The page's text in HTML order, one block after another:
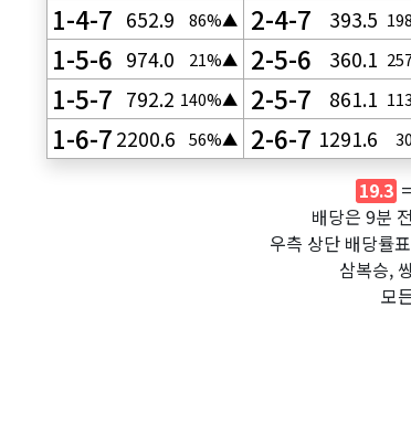
1-4-7 652.9 86%▲ 2-4-7 393.5
1-5-6 974.0 21%▲ 2-5-6 360.1
1-5-7 792.2 140%▲ 2-5-7 861.1
1-6-7 2200.6 56%▲ 2-6-7 1291.6
19.3
배당은 9분
우측 상단 배당률
삼복승,
모